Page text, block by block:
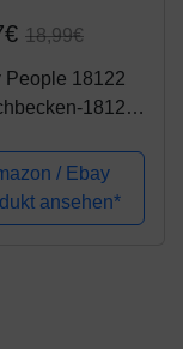
18,99€
People 18122
18122
Weiss
/ Ebay
ansehen*